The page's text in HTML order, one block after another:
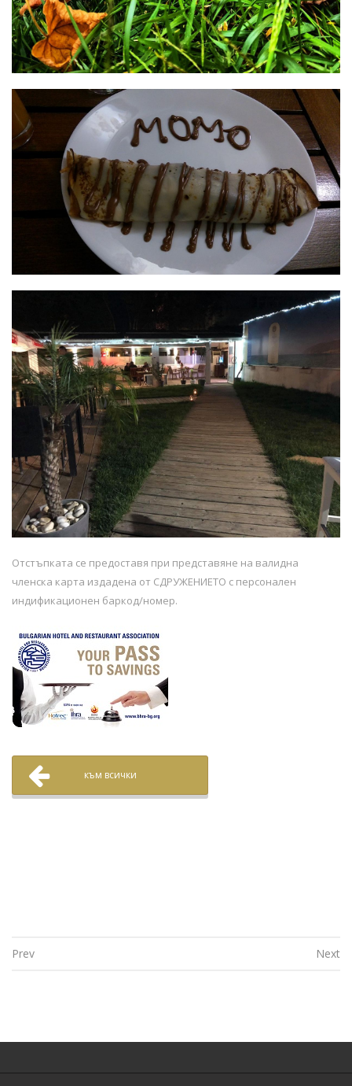
Отстъпката се предоставя при представяне на валидна
членска карта издадена от СДРУЖЕНИЕТО с персонален
индификационен баркод/номер.
към всички
Prev Next